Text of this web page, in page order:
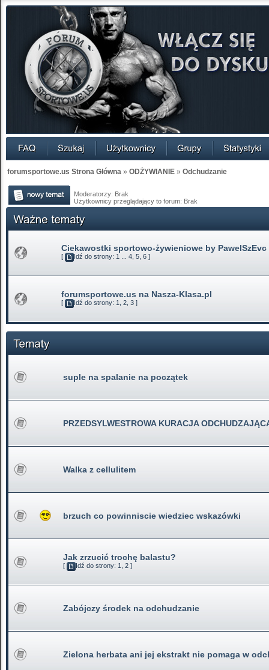
forumsportowe.us Strona Główna » ODŻYWIANIE » Odchudzanie
Moderatorzy: Brak
Użytkownicy przeglądający to forum: Brak
Ciekawostki sportowo-żywieniowe by PawelSzEvc
[ Idź do strony: 1 ... 4, 5, 6 ]
forumsportowe.us na Nasza-Klasa.pl
[ Idź do strony: 1, 2, 3 ]
suple na spalanie na początek
PRZEDSYLWESTROWA KURACJA
Walka z cellulitem
brzuch co powinniscie wiedziec wskazówki
Jak zrzucić trochę balastu?
[ Idź do strony: 1, 2 ]
Zabójczy środek na odchudzanie
Zielona herbata ani jej ekstrakt nie pomaga w